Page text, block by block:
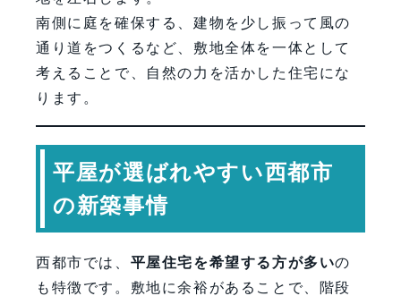
南側に庭を確保する、建物を少し振って風の
通り道をつくるなど、敷地全体を一体として
考えることで、自然の力を活かした住宅にな
ります。
平屋が選ばれやすい西都市
の新築事情
西都市では、 平屋住宅を希望する方が多いの
も特徴です。敷地に余裕があることで、階段